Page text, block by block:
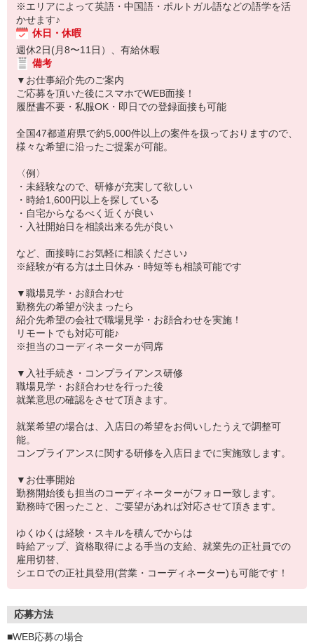
※エリアによって英語・中国語・ポルトガル語などの語学を活
かせます♪
休日・休暇
週休2日(月8〜11日）、有給休暇
備考
▼お仕事紹介先のご案内
ご応募を頂いた後にスマホでWEB面接！
履歴書不要・私服OK・即日での登録面接も可能
全国47都道府県で約5,000件以上の案件を扱っておりますので、
様々な希望に沿ったご提案が可能。
〈例〉
・未経験なので、研修が充実して欲しい
・時給1,600円以上を探している
・自宅からなるべく近くが良い
・入社開始日を相談出来る先が良い
など、面接時にお気軽に相談ください♪
※経験が有る方は土日休み・時短等も相談可能です
▼職場見学・お顔合わせ
勤務先の希望が決まったら
紹介先希望の会社で職場見学・お顔合わせを実施！
リモートでも対応可能♪
※担当のコーディネーターが同席
▼入社手続き・コンプライアンス研修
職場見学・お顔合わせを行った後
就業意思の確認をさせて頂きます。
就業希望の場合は、入店日の希望をお伺いしたうえで調整可
能。
コンプライアンスに関する研修を入店日までに実施致します。
▼お仕事開始
勤務開始後も担当のコーディネーターがフォロー致します。
勤務時で困ったこと、ご要望があれば対応させて頂きます。
ゆくゆくは経験・スキルを積んでからは
時給アップ、資格取得による手当の支給、就業先の正社員での
雇用切替、
シエロでの正社員登用(営業・コーディネーター)も可能です！
応募方法
■WEB応募の場合